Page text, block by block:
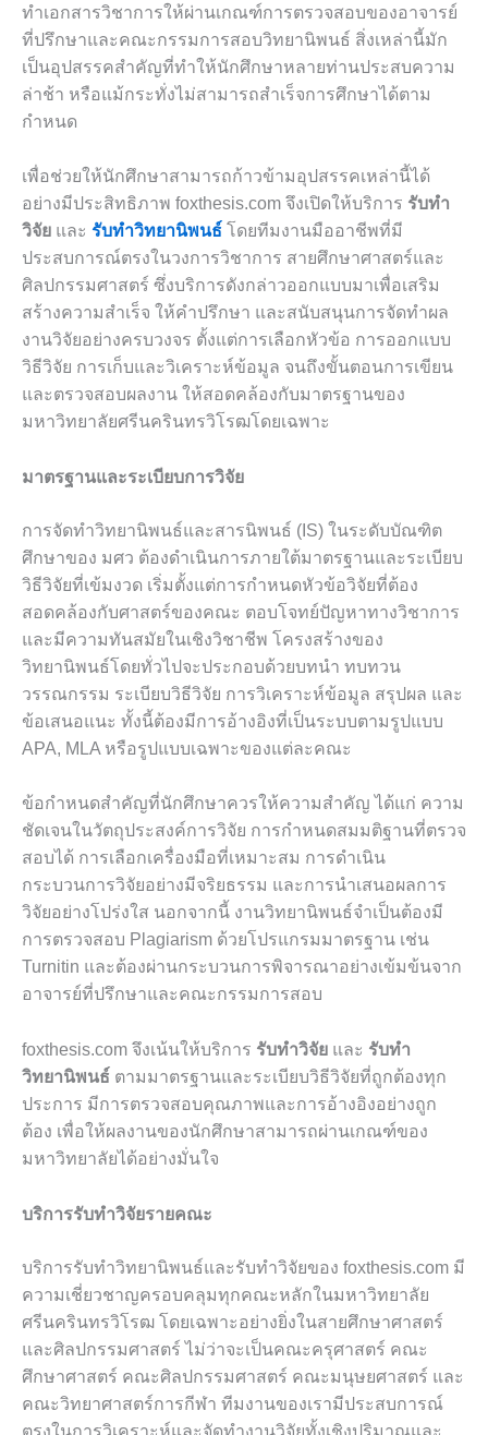
ทำเอกสารวิชาการให้ผ่านเกณฑ์การตรวจสอบของอาจารย์
ที่ปรึกษาและคณะกรรมการสอบวิทยานิพนธ์ สิ่งเหล่านี้มัก
เป็นอุปสรรคสำคัญที่ทำให้นักศึกษาหลายท่านประสบความ
ล่าช้า หรือแม้กระทั่งไม่สามารถสำเร็จการศึกษาได้ตาม
กำหนด
เพื่อช่วยให้นักศึกษาสามารถก้าวข้ามอุปสรรคเหล่านี้ได้
อย่างมีประสิทธิภาพ foxthesis.com จึงเปิดให้บริการ รับทำ
วิจัย และ รับทำวิทยานิพนธ์ โดยทีมงานมืออาชีพที่มี
ประสบการณ์ตรงในวงการวิชาการ สายศึกษาศาสตร์และ
ศิลปกรรมศาสตร์ ซึ่งบริการดังกล่าวออกแบบมาเพื่อเสริม
สร้างความสำเร็จ ให้คำปรึกษา และสนับสนุนการจัดทำผล
งานวิจัยอย่างครบวงจร ตั้งแต่การเลือกหัวข้อ การออกแบบ
วิธีวิจัย การเก็บและวิเคราะห์ข้อมูล จนถึงขั้นตอนการเขียน
และตรวจสอบผลงาน ให้สอดคล้องกับมาตรฐานของ
มหาวิทยาลัยศรีนครินทรวิโรฒโดยเฉพาะ
มาตรฐานและระเบียบการวิจัย
การจัดทำวิทยานิพนธ์และสารนิพนธ์ (IS) ในระดับบัณฑิต
ศึกษาของ มศว ต้องดำเนินการภายใต้มาตรฐานและระเบียบ
วิธีวิจัยที่เข้มงวด เริ่มตั้งแต่การกำหนดหัวข้อวิจัยที่ต้อง
สอดคล้องกับศาสตร์ของคณะ ตอบโจทย์ปัญหาทางวิชาการ
และมีความทันสมัยในเชิงวิชาชีพ โครงสร้างของ
วิทยานิพนธ์โดยทั่วไปจะประกอบด้วยบทนำ ทบทวน
วรรณกรรม ระเบียบวิธีวิจัย การวิเคราะห์ข้อมูล สรุปผล และ
ข้อเสนอแนะ ทั้งนี้ต้องมีการอ้างอิงที่เป็นระบบตามรูปแบบ
APA, MLA หรือรูปแบบเฉพาะของแต่ละคณะ
ข้อกำหนดสำคัญที่นักศึกษาควรให้ความสำคัญ ได้แก่ ความ
ชัดเจนในวัตถุประสงค์การวิจัย การกำหนดสมมติฐานที่ตรวจ
สอบได้ การเลือกเครื่องมือที่เหมาะสม การดำเนิน
กระบวนการวิจัยอย่างมีจริยธรรม และการนำเสนอผลการ
วิจัยอย่างโปร่งใส นอกจากนี้ งานวิทยานิพนธ์จำเป็นต้องมี
การตรวจสอบ Plagiarism ด้วยโปรแกรมมาตรฐาน เช่น
Turnitin และต้องผ่านกระบวนการพิจารณาอย่างเข้มข้นจาก
อาจารย์ที่ปรึกษาและคณะกรรมการสอบ
foxthesis.com จึงเน้นให้บริการ รับทำวิจัย และ รับทำ
วิทยานิพนธ์ ตามมาตรฐานและระเบียบวิธีวิจัยที่ถูกต้องทุก
ประการ มีการตรวจสอบคุณภาพและการอ้างอิงอย่างถูก
ต้อง เพื่อให้ผลงานของนักศึกษาสามารถผ่านเกณฑ์ของ
มหาวิทยาลัยได้อย่างมั่นใจ
บริการรับทำวิจัยรายคณะ
บริการรับทำวิทยานิพนธ์และรับทำวิจัยของ foxthesis.com มี
ความเชี่ยวชาญครอบคลุมทุกคณะหลักในมหาวิทยาลัย
ศรีนครินทรวิโรฒ โดยเฉพาะอย่างยิ่งในสายศึกษาศาสตร์
และศิลปกรรมศาสตร์ ไม่ว่าจะเป็นคณะครุศาสตร์ คณะ
ศึกษาศาสตร์ คณะศิลปกรรมศาสตร์ คณะมนุษยศาสตร์ และ
คณะวิทยาศาสตร์การกีฬา ทีมงานของเรามีประสบการณ์
ตรงในการวิเคราะห์และจัดทำงานวิจัยทั้งเชิงปริมาณและ